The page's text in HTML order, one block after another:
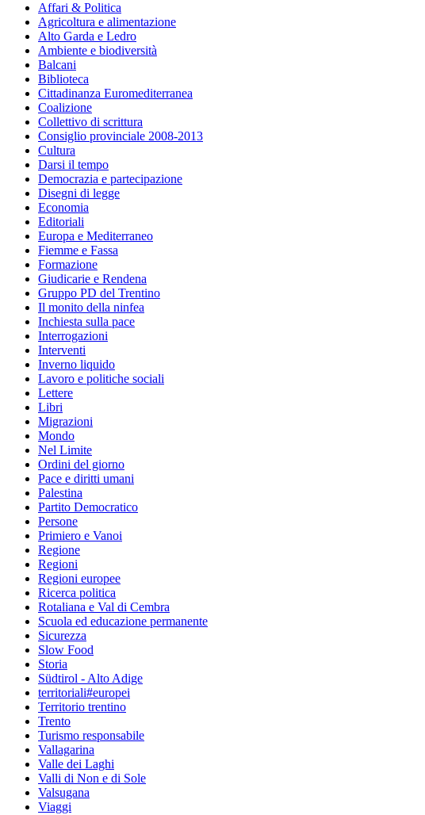
Affari & Politica
Agricoltura e alimentazione
Alto Garda e Ledro
Ambiente e biodiversità
Balcani
Biblioteca
Cittadinanza Euromediterranea
Coalizione
Collettivo di scrittura
Consiglio provinciale 2008-2013
Cultura
Darsi il tempo
Democrazia e partecipazione
Disegni di legge
Economia
Editoriali
Europa e Mediterraneo
Fiemme e Fassa
Formazione
Giudicarie e Rendena
Gruppo PD del Trentino
Il monito della ninfea
Inchiesta sulla pace
Interrogazioni
Interventi
Inverno liquido
Lavoro e politiche sociali
Lettere
Libri
Migrazioni
Mondo
Nel Limite
Ordini del giorno
Pace e diritti umani
Palestina
Partito Democratico
Persone
Primiero e Vanoi
Regione
Regioni
Regioni europee
Ricerca politica
Rotaliana e Val di Cembra
Scuola ed educazione permanente
Sicurezza
Slow Food
Storia
Südtirol - Alto Adige
territoriali#europei
Territorio trentino
Trento
Turismo responsabile
Vallagarina
Valle dei Laghi
Valli di Non e di Sole
Valsugana
Viaggi